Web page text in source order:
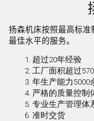
扬森机床按照最高标准
最佳水平的服务。
超过20年经验
工厂面积超过
年生产能力5000
严格的质量控制
专业生产管理体
准时交货